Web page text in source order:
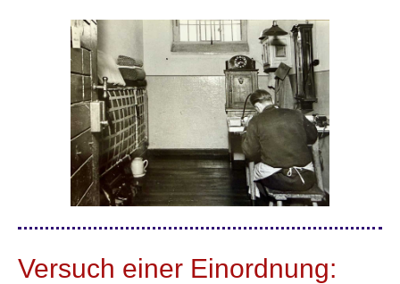
Versuch einer Einordnung: